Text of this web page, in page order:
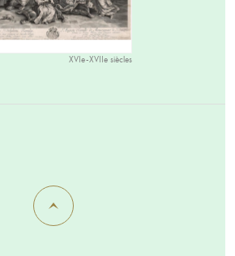
XVIe-XVIIe siècles